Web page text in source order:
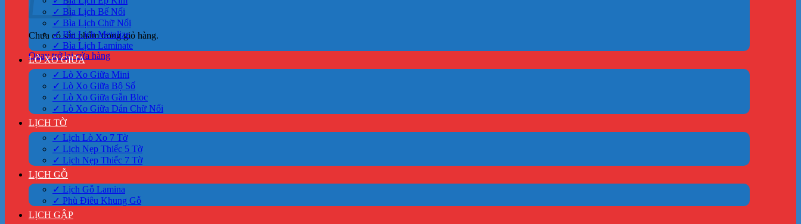
Chưa có sản phẩm trong giỏ hàng.
Quay trở lại cửa hàng
✓ Bìa Lịch Bế Nổi
✓ Bìa Lịch Chữ Nổi
✓ Bìa Lịch Metalize
✓ Bìa Lịch Laminate
LÒ XO GIỮA
✓ Lò Xo Giữa Mini
✓ Lò Xo Giữa Bộ Số
✓ Lò Xo Giữa Gắn Bloc
✓ Lò Xo Giữa Dán Chữ Nổi
LỊCH TỜ
✓ Lịch Lò Xo 7 Tờ
✓ Lịch Nẹp Thiếc 5 Tờ
✓ Lịch Nẹp Thiếc 7 Tờ
LỊCH GỖ
✓ Lịch Gỗ Lamina
✓ Phù Điêu Khung Gỗ
LỊCH GẬP